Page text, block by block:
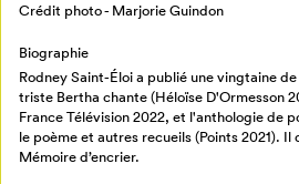
Billetterie
Retour à l’accueil
Crédit photo - Marjorie Guindon
Biographie
Rodney Saint-Éloi a publié une vingtaine
triste Bertha chante (Héloïse D'Ormesson
France Télévision 2022, et l'anthologie de
le poème et autres recueils (Points 2021). Il
Mémoire d’encrier.
Se connecter
Créer un profil
Annuler